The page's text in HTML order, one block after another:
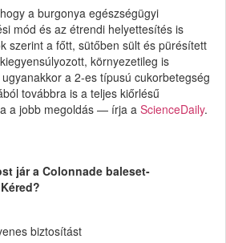
a burgonya egészségügyi
mód és az étrendi helyettesítés is
szerint a főtt, sütőben sült és pürésített
környezetileg is
a 2-es típusú cukorbetegség
továbbra is a teljes kiőrlésű
a jobb megoldás — írja a ScienceDaily.
jár a Colonnade baleset-
biztosítást